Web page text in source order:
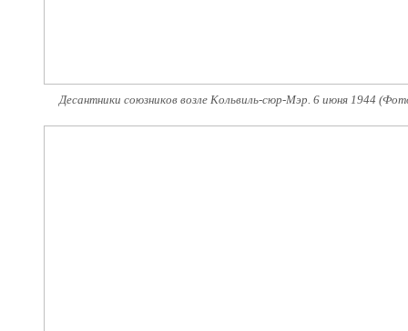
Десантники союзников возле Кольвиль-сюр-Мэр. 6 июня 1944